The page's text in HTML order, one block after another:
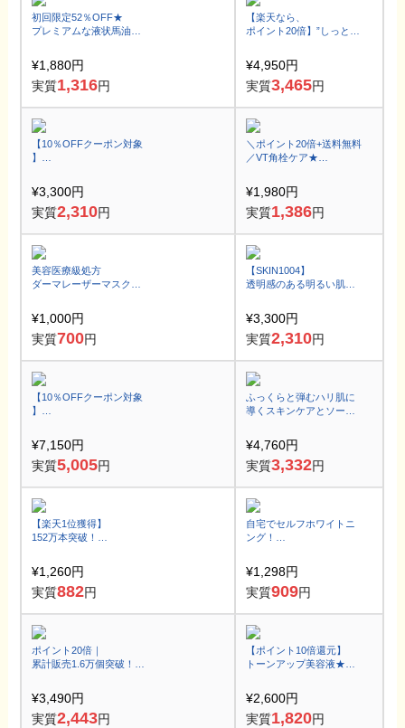
初回限定52％OFF★
プレミアムな液状馬油
で0歳から全身保湿♪
¥1,880円
実質1,316円
【楽天なら、
ポイント20倍】”しっとり”
¥4,950円
実質3,465円
【10％OFFクーポン対象
】
大人の多機能クレンジン
グ
¥3,300円
実質2,310円
＼ポイント20倍+送料無料
／VT角栓ケア★
¥1,980円
実質1,386円
美容医療級処方
ダーマレーザーマスク
ナイアシンアミド
ビタミンC
¥1,000円
実質700円
【SKIN1004】
透明感のある明るい肌へ
カプセル クリーム
¥3,300円
実質2,310円
【10％OFFクーポン対象
】
シワ改善／美白ケア
¥7,150円
実質5,005円
ふっくらと弾むハリ肌に
導くスキンケアとソープ
¥4,760円
実質3,332円
【楽天1位獲得】
152万本突破！
シャンプー！
お試し大容量160ml
¥1,260円
実質882円
自宅でセルフホワイトニ
ング！
るだけで本来の自然な白
い歯へ♪
¥1,298円
実質909円
ポイント20倍｜
累計販売1.6万個突破！
¥3,490円
実質2,443円
【ポイント10倍還元】
トーンアップ美容液★
カプセルアンプル
¥2,600円
実質1,820円